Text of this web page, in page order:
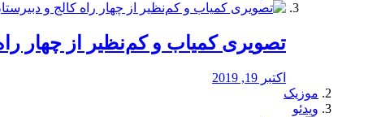
️تصویری کمیاب و کم‌نظیر از چهار راه
اکتبر 19, 2019
موزیک
ویدئو